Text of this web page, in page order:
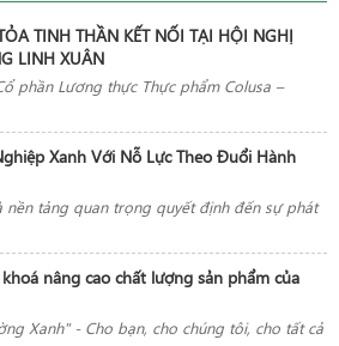
TINH THẦN KẾT NỐI TẠI HỘI NGHỊ
LINH XUÂN
phần Lương thực Thực phẩm Colusa –
Xanh Với Nỗ Lực Theo Đuổi Hành
nền tảng quan trọng quyết định đến sự phát
nâng cao chất lượng sản phẩm của
Xanh" - Cho bạn, cho chúng tôi, cho tất cả